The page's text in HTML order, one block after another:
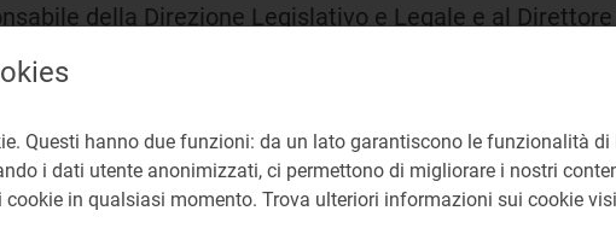
della Direzione Legislativo e Legale e al
affinché, sulla base degli elementi esposti nella
formali finalizzate all'adozione di provvedimenti
Questi hanno due funzioni: da un lato garantiscono le funzionalità di
i dati utente anonimizzati, ci permettono di migliorare i nostri
in qualsiasi momento. Trova ulteriori informazioni sui cookie